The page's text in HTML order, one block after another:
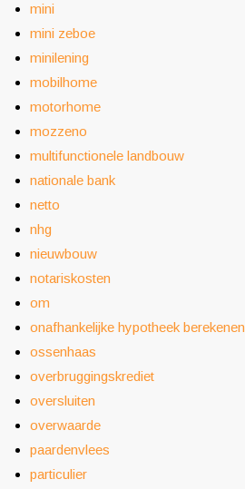
mini
mini zeboe
minilening
mobilhome
motorhome
mozzeno
multifunctionele landbouw
nationale bank
netto
nhg
nieuwbouw
notariskosten
om
onafhankelijke hypotheek berekenen
ossenhaas
overbruggingskrediet
oversluiten
overwaarde
paardenvlees
particulier